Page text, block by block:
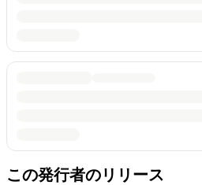
この発行者のリリース